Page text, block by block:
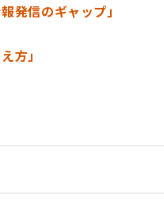
発信のギャップ」
方」